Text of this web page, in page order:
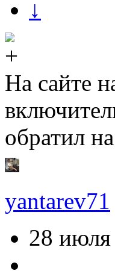
↓
На сайте
обратил
yantarev71
28